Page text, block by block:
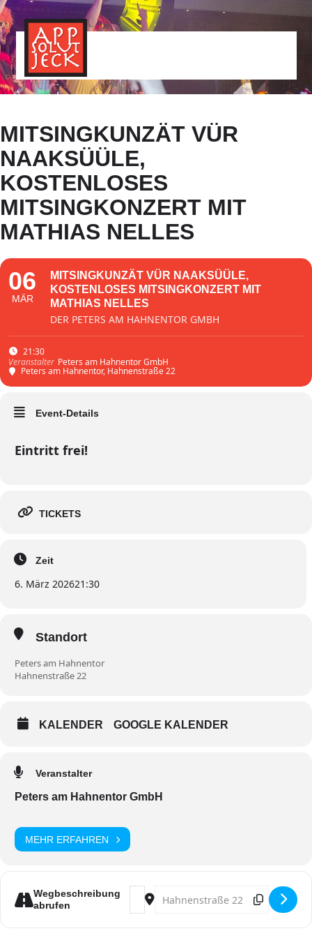
MITSINGKUNZÄT VÜR
NAAKSÜÜLE,
KOSTENLOSES
MITSINGKONZERT MIT
MATHIAS NELLES
21:30
Veranstalter Peters am Hahnentor GmbH
Peters am Hahnentor, Hahnenstraße 22
06
MÄR
MITSINGKUNZÄT VÜR NAAKSÜÜLE,
KOSTENLOSES MITSINGKONZERT MIT
MATHIAS NELLES
DER PETERS AM HAHNENTOR GMBH
Event-Details
Eintritt frei!
TICKETS
Zeit
6. März 202621:30
Standort
Peters am Hahnentor
Hahnenstraße 22
KALENDER GOOGLE KALENDER
Veranstalter
Peters am Hahnentor GmbH
MEHR ERFAHREN
Wegbeschreibung
abrufen
Address - MitSingKunzät vür
Destination Address -